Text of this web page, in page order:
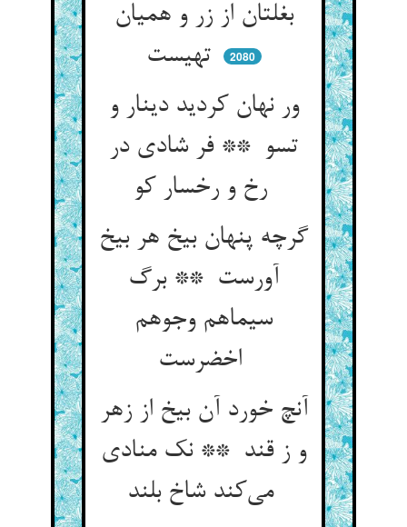
بغلتان از زر و همیان
تهیست
2080
ور نهان کردید دینار و
تسو ** فر شادی در
رخ و رخسار کو
گرچه پنهان بیخ هر بیخ
آورست ** برگ
سیماهم وجوهم
آنچ خورد آن بیخ از زهر
و ز قند ** نک منادی
می‌کند شاخ بلند